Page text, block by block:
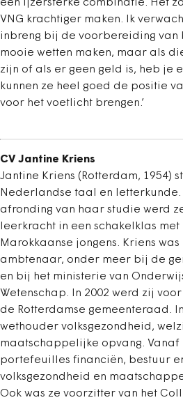
een ijzersterke combinatie. Het
VNG krachtiger maken. Ik
inbreng bij de voorbereiding van
mooie wetten maken, maar als
zijn of als er geen geld is, heb je
kunnen ze heel goed de positie
voor het voetlicht brengen.’
CV Jantine Kriens
Jantine Kriens (Rotterdam, 1954)
Nederlandse taal en letterkunde.
afronding van haar studie werd
leerkracht in een schakelklas met
Marokkaanse jongens. Kriens
ambtenaar, onder meer bij de
en bij het ministerie van
Wetenschap. In 2002 werd zij
de Rotterdamse gemeenteraad.
wethouder volks­gezondheid,
maatschappelijke opvang. Vanaf
portefeuilles financiën, bestuur
volksgezondheid en
Ook was ze voorzitter van het